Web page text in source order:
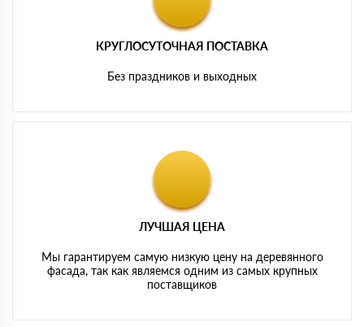
КРУГЛОСУТОЧНАЯ ПОСТАВКА
Без праздников и выходных
ЛУЧШАЯ ЦЕНА
Мы гарантируем самую низкую цену на деревянного
фасада, так как являемся одним из самых крупных
поставщиков